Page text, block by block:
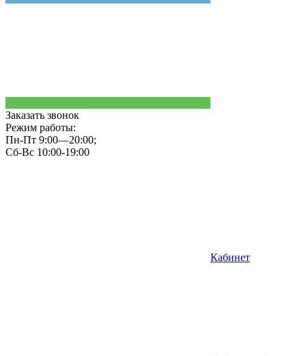
Заказать звонок
Режим работы:
Пн-Пт 9:00—20:00;
Сб-Вс 10:00-19:00
Кабинет